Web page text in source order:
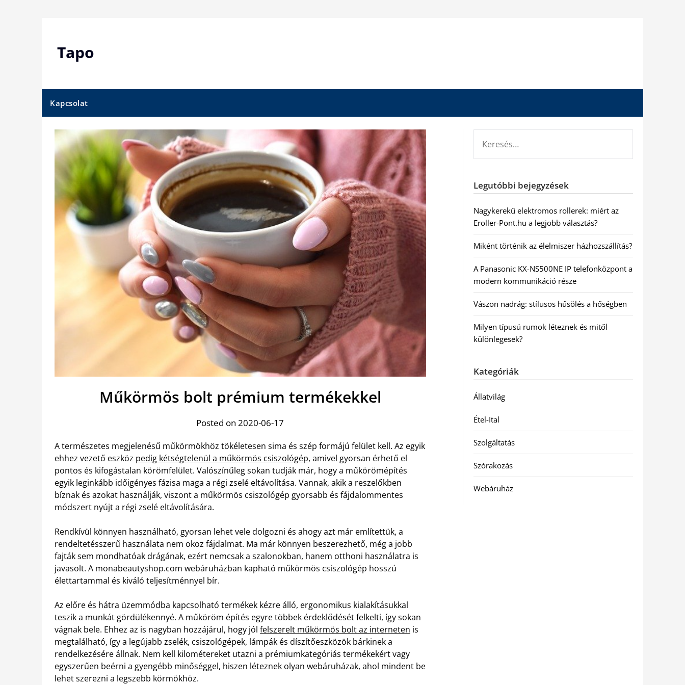
Tapo
Kapcsolat
Műkörmös bolt prémium termékekkel
Posted on 2020-06-17
A természetes megjelenésű műkörmökhöz tökéletesen sima és szép formájú felület kell. Az egyik
ehhez vezető eszköz pedig kétségtelenül a műkörmös csiszológép, amivel gyorsan érhető el
pontos és kifogástalan körömfelület. Valószínűleg sokan tudják már, hogy a műkörömépítés
egyik leginkább időigényes fázisa maga a régi zselé eltávolítása. Vannak, akik a reszelőkben
bíznak és azokat használják, viszont a műkörmös csiszológép gyorsabb és fájdalommentes
módszert nyújt a régi zselé eltávolítására.
Rendkívül könnyen használható, gyorsan lehet vele dolgozni és ahogy azt már említettük, a
rendeltetésszerű használata nem okoz fájdalmat. Ma már könnyen beszerezhető, még a jobb
fajták sem mondhatóak drágának, ezért nemcsak a szalonokban, hanem otthoni használatra is
javasolt. A monabeautyshop.com webáruházban kapható műkörmös csiszológép hosszú
élettartammal és kiváló teljesítménnyel bír.
Az előre és hátra üzemmódba kapcsolható termékek kézre álló, ergonomikus kialakításukkal
teszik a munkát gördülékennyé. A műköröm építés egyre többek érdeklődését felkelti, így sokan
vágnak bele. Ehhez az is nagyban hozzájárul, hogy jól felszerelt műkörmös bolt az interneten is
megtalálható, így a legújabb zselék, csiszológépek, lámpák és díszítőeszközök bárkinek a
rendelkezésére állnak. Nem kell kilométereket utazni a prémiumkategóriás termékekért vagy
egyszerűen beérni a gyengébb minőséggel, hiszen léteznek olyan webáruházak, ahol mindent be
lehet szerezni a legszebb körmökhöz.
Legutóbbi bejegyzések
Nagykerekű elektromos rollerek: miért az
Eroller-Pont.hu a legjobb választás?
Miként történik az élelmiszer házhozszállítás?
A Panasonic KX-NS500NE IP telefonközpont a
modern kommunikáció része
Vászon nadrág: stílusos hűsölés a hőségben
Milyen típusú rumok léteznek és mitől
különlegesek?
Kategóriák
Állatvilág
Étel-Ital
Szolgáltatás
Szórakozás
Webáruház